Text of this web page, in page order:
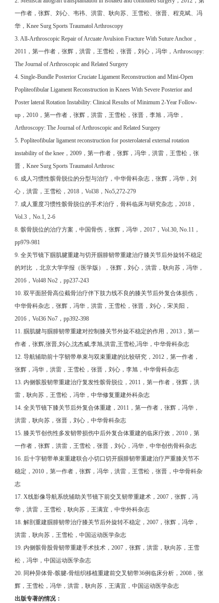
一作者，张辉、刘心、韦祎、洪雷、耿向苏、王雪松、张晋、程克斌、冯
华，Knee Surg Sports Traumatol Arthroscopy
3. All-Arthroscopic Repair of Arcuate Avulsion Fracture With Suture Anchor，
2011，第一作者，张辉，洪雷，王雪松，张晋，刘心，冯华，Arthroscopy:
The Journal of Arthroscopic and Related Surgery
4. Single-Bundle Posterior Cruciate Ligament Reconstruction and Mini-Open
Popliteofibular Ligament Reconstruction in Knees With Severe Posterior and
Poster lateral Rotation Instability: Clinical Results of Minimum 2-Year Follow-
up，2010，第一作者，张辉，洪雷，王雪松，张晋，李旭，冯华，
Arthroscopy: The Journal of Arthroscopic and Related Surgery
5. Popliteofibular ligament reconstruction for posterolateral external rotation
instability of the knee，2009，第一作者，张辉，冯华，洪雷，王雪松，张
晋，Knee Surg Sports Traumatol Arthrosc
6. 成人习惯性髌骨脱位的分型与治疗，中华骨科杂志，张辉，冯华，刘
心，洪雷，王雪松，2018，Vol38，No5,272-279
7. 成人重度习惯性髌骨脱位的手术治疗，骨科临床与研究杂志，2018，
Vol.3，No.1, 2-6
8. 髌骨脱位的治疗方案，中国骨伤，张辉，冯华，2017，Vol.30, No.11，
pp979-981
9. 全关节镜下腘肌腱重建与切开腘腓韧带重建治疗膝关节后外旋转不稳定
的对比 ，北京大学学报（医学版），张辉，刘心，洪雷，耿向苏，冯华，
2016，Vol48 No2，pp237-243
10. 双平面胫骨高位截骨治疗伴下肢力线不良的膝关节后外复合体损伤，
中华骨科杂志，张辉，冯华，洪雷，王雪松，张晋，刘心，宋关阳，
2016，Vol36 No7，pp392-398
11. 腘肌腱与腘腓韧带重建对控制膝关节外旋不稳定的作用，2013，第一
作者，张辉,张晋,刘心,沈杰威,李旭,洪雷,王雪松,冯华，中华骨科杂志
12. 导航辅助前十字韧带单束与双束重建的比较研究，2012，第一作者，
张辉，冯华，洪雷，王雪松，张晋，刘心，李旭，中华骨科杂志
13. 内侧髌股韧带重建治疗复发性髌骨脱位，2011，第一作者，张辉，洪
雷，耿向苏，王雪松，冯华，中华修复重建外科杂志
14. 全关节镜下膝关节后外复合体重建，2011，第一作者，张辉，冯华，
洪雷，耿向苏，张晋，刘心，中华骨科杂志
15. 膝关节创伤性多发韧带损伤中后外复合体重建的临床疗效，2010，第
一作者，张辉，洪雷，王雪松，张晋，刘心，冯华，中华创伤骨科杂志
16. 后十字韧带单束重建联合小切口切开腘腓韧带重建治疗严重膝关节不
稳定，2010，第一作者，张辉，冯华，洪雷，王雪松，张晋，中华骨科杂
志
17. X线影像导航系统辅助关节镜下前交叉韧带重建术，2007，张辉，冯
华，洪雷，王雪松，耿向苏，王满宜，中华外科杂志
18. 解剖重建腘腓韧带治疗膝关节后外旋转不稳定，2007，张辉，冯华，
洪雷，耿向苏，王雪松，中国运动医学杂志
19. 内侧髌骨股骨韧带重建手术技术，2007，张辉，洪雷，耿向苏，王雪
松，冯华，中国运动医学杂志
20. 同种异体骨-髌腱-骨组织移植重建前交叉韧带36例临床分析，2008，张
辉，王雪松，冯华，洪雷，耿向苏，王满宜，中国运动医学杂志
出版专著的情况：